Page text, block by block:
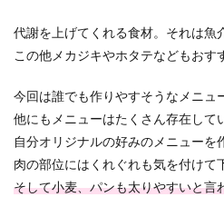
代謝を上げてくれる食材。それは魚
この他メカジキやホタテなどもおす
今回は誰でも作りやすそうなメニュ
他にもメニューはたくさん存在して
自分オリジナルの好みのメニューを
肉の部位にはくれぐれも気を付けて
そして小麦、パンも太りやすいと言